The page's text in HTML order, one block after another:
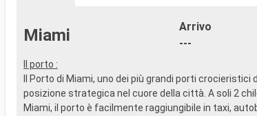
Miami
Arrivo
---
Il porto :
Il Porto di Miami, uno dei più grandi porti crocieristici
posizione strategica nel cuore della città. A soli 2
Miami, il porto è facilmente raggiungibile in taxi,